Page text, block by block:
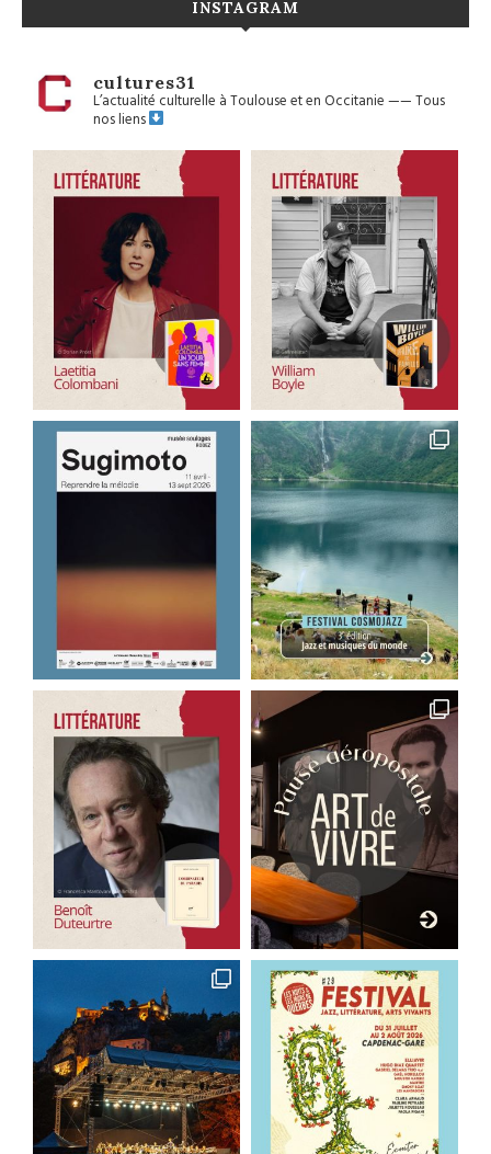
INSTAGRAM
cultures31
L’actualité culturelle à Toulouse et en Occitanie——Tous
nos liens